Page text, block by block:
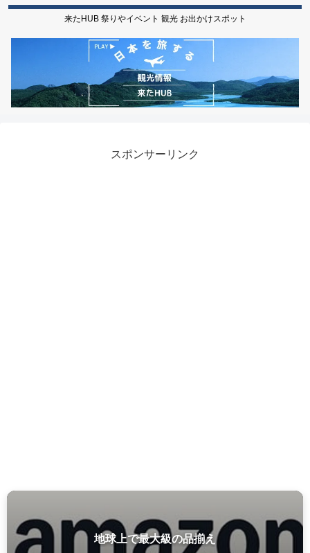
来たHUB 祭りやイベント 観光 お出かけスポット
スポンサーリンク
地球上で最大級の品揃え